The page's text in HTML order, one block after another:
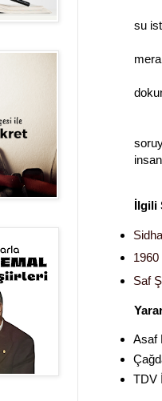
su
İlgili
1960
Saf
Asaf
TDV